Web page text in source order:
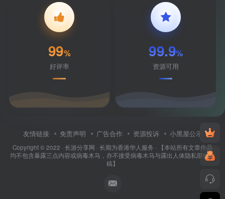
99%
好评率
99.9%
资源可用
友情链接 免责声明 广告合作 资源投诉 小黑屋公示
Copyright © 2022 · 长游分享网 · 长期为香港华人服务 · 【本站所有文章作品
均不包含暴露三点内容或病毒木马，亦不接受病毒木马与露出人体隐私部位投
稿】